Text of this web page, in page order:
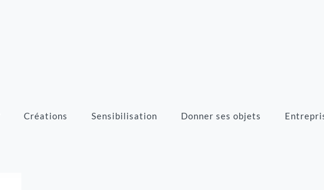
Créations Sensibilisation Donner ses objets